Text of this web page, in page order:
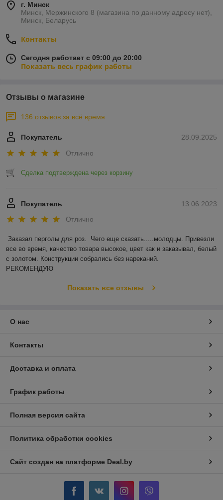
г. Минск
Минск, Мержинского 8 (магазина по данному адресу нет),
Минск, Беларусь
Контакты
Сегодня работает с 09:00 до 20:00
Показать весь график работы
Отзывы о магазине
136 отзывов за всё время
28.09.2025
Покупатель
Отлично
Сделка подтверждена через корзину
13.06.2023
Покупатель
Отлично
Заказал перголы для роз.  Чего еще сказать.....молодцы. Привезли
все во время, качество товара высокое, цвет как и заказывал, белый
с золотом. Конструкции собрались без нареканий.
РЕКОМЕНДУЮ
Показать все отзывы
О нас
Контакты
Доставка и оплата
График работы
Полная версия сайта
Политика обработки cookies
Сайт создан на платформе Deal.by